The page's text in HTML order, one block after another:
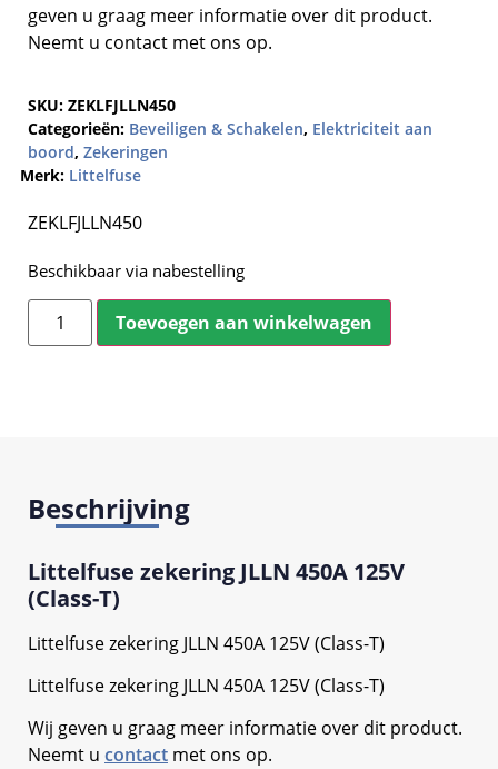
geven u graag meer informatie over dit product.
Neemt u contact met ons op.
SKU: ZEKLFJLLN450
Categorieën: Beveiligen & Schakelen, Elektriciteit aan
boord, Zekeringen
Merk: Littelfuse
ZEKLFJLLN450
Beschikbaar via nabestelling
Toevoegen aan winkelwagen
Beschrijving
Littelfuse zekering JLLN 450A 125V
(Class-T)
Littelfuse zekering JLLN 450A 125V (Class-T)
Littelfuse zekering JLLN 450A 125V (Class-T)
Wij geven u graag meer informatie over dit product.
Neemt u contact met ons op.